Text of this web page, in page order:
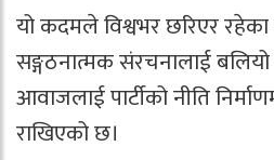
यो कदमले विश्वभर छरिएर रहेका
सङ्गठनात्मक संरचनालाई
आवाजलाई पार्टीको नीति
राखिएको छ।